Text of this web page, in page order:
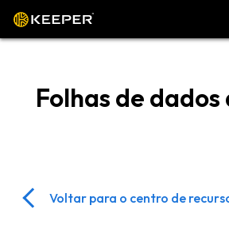
Folhas de
Voltar para o centro de